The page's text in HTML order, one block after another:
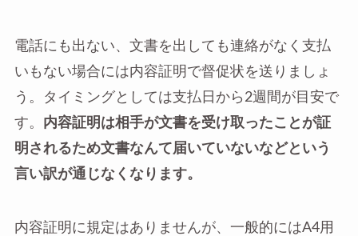
電話にも出ない、文書を出しても連絡がなく支払
いもない場合には内容証明で督促状を送りましょ
う。タイミングとしては支払日から2週間が目安で
す。
内容証明は相手が文書を受け取ったことが証
明されるため文書なんて届いていないなどという
言い訳が通じなくなります。
内容証明に規定はありませんが、一般的にはA4用